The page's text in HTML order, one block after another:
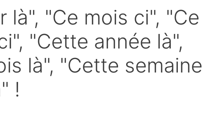
là", "Ce mois ci", "Ce
"Cette année là",
là", "Cette semaine
!